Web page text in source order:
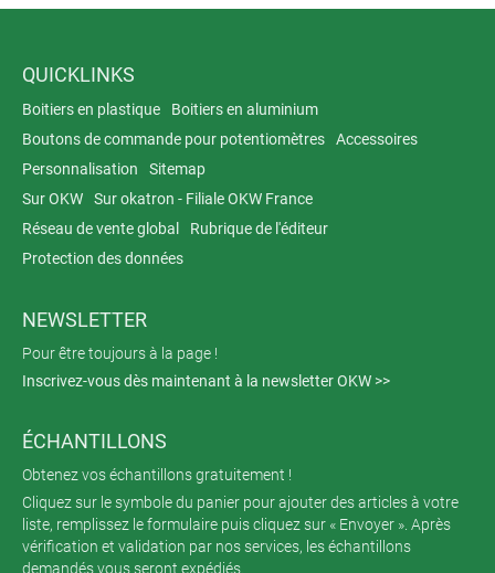
QUICKLINKS
Boitiers en plastique
Boitiers en aluminium
Boutons de commande pour potentiomètres
Accessoires
Personnalisation
Sitemap
Sur OKW
Sur okatron - Filiale OKW France
Réseau de vente global
Rubrique de l'éditeur
Protection des données
NEWSLETTER
Pour être toujours à la page !
Inscrivez-vous dès maintenant à la newsletter OKW >>
ÉCHANTILLONS
Obtenez vos échantillons gratuitement !
Cliquez sur le symbole du panier pour ajouter des articles à votre
liste, remplissez le formulaire puis cliquez sur « Envoyer ». Après
vérification et validation par nos services, les échantillons
demandés vous seront expédiés.